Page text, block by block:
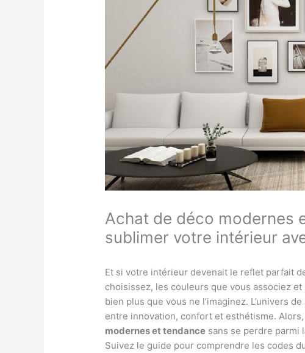
Achat de déco modernes
sublimer votre intérieur
Et si votre intérieur devenait le reflet parfait
choisissez, les couleurs que vous associez
bien plus que vous ne l’imaginez. L’univers
entre innovation, confort et esthétisme.
modernes et tendance sans se perdre parmi
Suivez le guide pour comprendre les codes